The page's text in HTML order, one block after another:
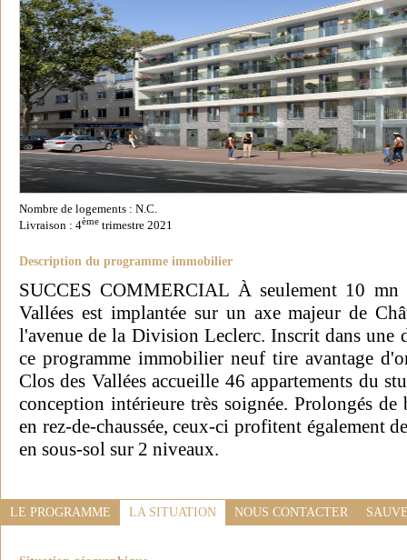
Nombre de logements : N.C.
Livraison : 4ème trimestre 2021
Description du programme immobilier
SUCCES COMMERCIAL À seulement 10
Vallées est implantée sur un axe majeur de
l'avenue de la Division Leclerc. Inscrit dans une
ce programme immobilier neuf tire avantage
Clos des Vallées accueille 46 appartements du
conception intérieure très soignée. Prolongés
en rez-de-chaussée, ceux-ci profitent également
en sous-sol sur 2 niveaux.
LE PROGRAMME LA SITUATION NOUS CONTACTER